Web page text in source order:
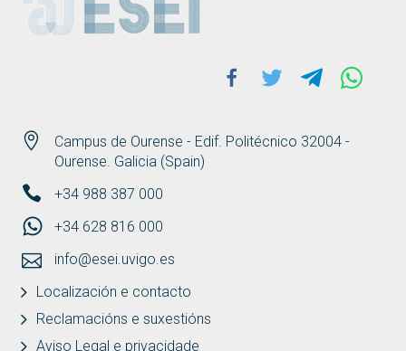
Campus de Ourense - Edif. Politécnico 32004 -
Ourense. Galicia (Spain)
+34 988 387 000
+34 628 816 000
info@esei.uvigo.es
Localización e contacto
Reclamacións e suxestións
Aviso Legal e privacidade
Facebook
Twitter Telegram